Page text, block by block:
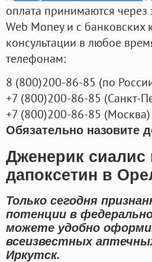
оплата принимаются
Web Money и с банковских
консультации в любое
телефонам:
8 (800)200-86-85 (по
+7 (800)200-86-85 (Санкт-
+7 (800)200-86-85 (Москва)
Обязательно назовите
Дженерик сиалис
дапоксетин в
Только сегодня
потенции в
можете удобно
всеизвестных
Иркутск.